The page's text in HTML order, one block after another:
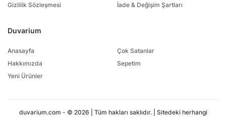
Duvarium
Anasayfa
Hakkımızda
Yeni Ürünler
Çok Satanlar
Sepetim
Gizlilik Sözleşmesi
İade & Değişim Şartları
duvarium.com - © 2026 | Tüm hakları saklıdır. | Sitedeki herhangi